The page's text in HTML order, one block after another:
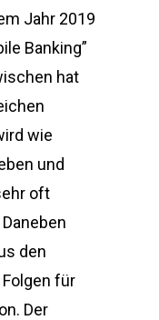
Jahr 2019
Banking”
hat
wie
und
oft
den
für
Der